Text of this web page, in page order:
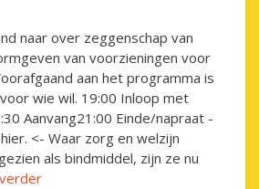
naar over zeggenschap van
van voorzieningen voor
aan het programma is
wie wil. 19:00 Inloop met
Aanvang21:00 Einde/napraat -
<- Waar zorg en welzijn
als bindmiddel, zijn ze nu